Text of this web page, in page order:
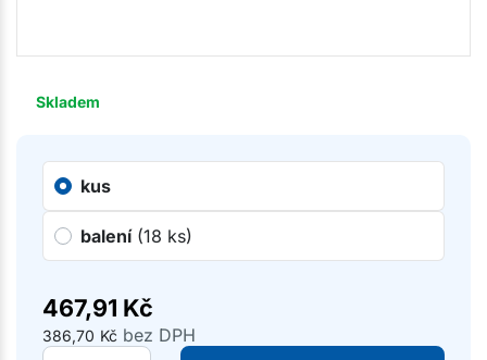
Skladem
kus
balení (18 ks)
467,91 Kč
386,70 Kč bez DPH